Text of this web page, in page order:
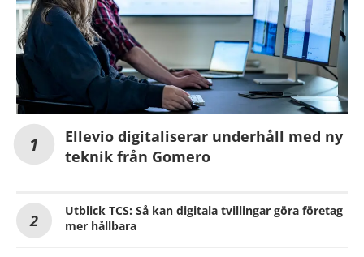
Ellevio digitaliserar underhåll med ny
teknik från Gomero
Utblick TCS: Så kan digitala tvillingar göra företag
mer hållbara